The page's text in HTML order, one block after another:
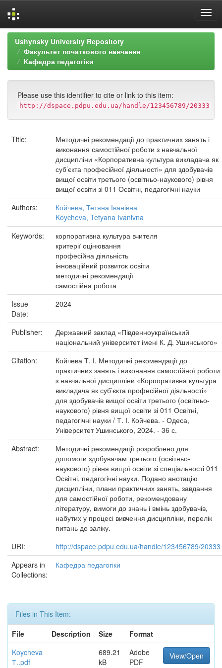
Skip
navigation
Ushynsky University Repository
Факультет початкового навчання
Кафедра педагогіки
Please use this identifier to cite or link to this item:
http://dspace.pdpu.edu.ua/handle/123456789/20333
Title:
Методичні рекомендації до практичних занять і
виконання самостійної роботи з навчальної
дисципліни «Корпоративна культура викладача як
суб’єкта професійної діяльності» для здобувачів
вищої освіти третього (освітньо-наукового) рівня
вищої освіти зі 011 Освітні, педагогічні науки
Authors:
Койчева, Тетяна Іванівна
Koycheva, Tetyana Ivanivna
Keywords:
корпоративна культура вчителя
критерії оцінювання
професійна діяльність
інноваційний розвиток освіти
методичні рекомендації
самостійна робота
Issue
Date:
2024
Publisher:
Державний заклад «Південноукраїнський
національний університет імені К. Д. Ушинського»
Citation:
Койчева Т. І. Методичні рекомендації до
практичних занять і виконання самостійної роботи
з навчальної дисципліни «Корпоративна культура
викладача як суб’єкта професійної діяльності»
для здобувачів вищої освіти третього (освітньо-
наукового) рівня вищої освіти зі 011 Освітні,
педагогічні науки / Т. І. Койчева. - Одеса,
Університет Ушинського, 2024. - 36 с.
Abstract:
Методичні рекомендації розроблено для
допомоги здобувачам третього (освітньо-
наукового) рівня вищої освіти зі спеціальності 011
Освітні, педагогічні науки. Подано анотацію
дисципліни, плани практичних занять, завдання
для самостійної роботи, рекомендовану
літературу, вимоги до знань і вмінь здобувачів,
набутих у процесі вивчення дисципліни, перелік
питань до заліку.
URI:
http://dspace.pdpu.edu.ua/handle/123456789/20333
Appears in
Collections:
Кафедра педагогіки
Files in This Item:
File
Description Size
Format
Koycheva
Т..pdf
689.21
kB
Adobe
PDF
View/Open